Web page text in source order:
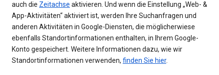
auch die Zeitachse aktivieren. Und wenn die Einstellung „Web- &
App-Aktivitäten“ aktiviert ist, werden Ihre Suchanfragen und
anderen Aktivitäten in Google-Diensten, die möglicherwiese
ebenfalls Standortinformationen enthalten, in Ihrem Google-
Konto gespeichert. Weitere Informationen dazu, wie wir
Standortinformationen verwenden, finden Sie hier.